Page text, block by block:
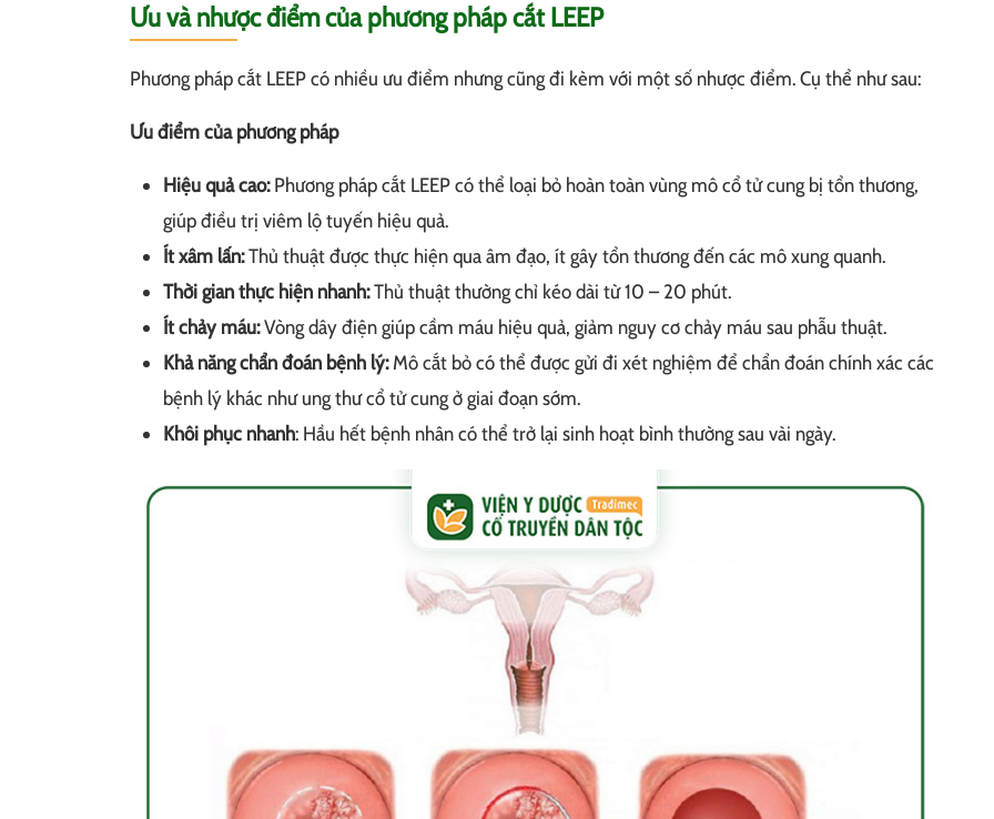
Ưu và nhược điểm của phương pháp cắt LEEP
Phương pháp cắt LEEP có nhiều ưu điểm nhưng cũng đi kèm với một số nhược điểm. Cụ thể như sau:
Ưu điểm của phương pháp
Hiệu quả cao:Phương pháp cắt LEEP có thể loại bỏ hoàn toàn vùng mô cổ tử cung bị tổn thương,
giúp điều trị viêm lộ tuyến hiệu quả.
Ít xâm lấn:Thủ thuật được thực hiện qua âm đạo, ít gây tổn thương đến các mô xung quanh.
Thời gian thực hiện nhanh:Thủ thuật thường chỉ kéo dài từ 10 – 20 phút.
Ít chảy máu:Vòng dây điện giúp cầm máu hiệu quả, giảm nguy cơ chảy máu sau phẫu thuật.
Khả năng chẩn đoán bệnh lý:Mô cắt bỏ có thể được gửi đi xét nghiệm để chẩn đoán chính xác các
bệnh lý khác như ung thư cổ tử cung ở giai đoạn sớm.
Khôi phục nhanh: Hầu hết bệnh nhân có thể trở lại sinh hoạt bình thường sau vài ngày.